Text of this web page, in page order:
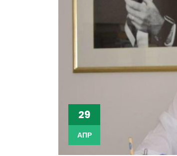
29
ΑΠΡ